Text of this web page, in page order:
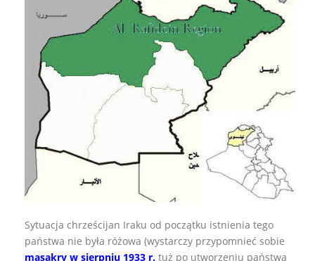
Sytuacja chrześcijan Iraku od początku istnienia tego
państwa nie była różowa (wystarczy przypomnieć sobie
masakry w sierpniu 1933 r. tuż po utworzeniu państwa